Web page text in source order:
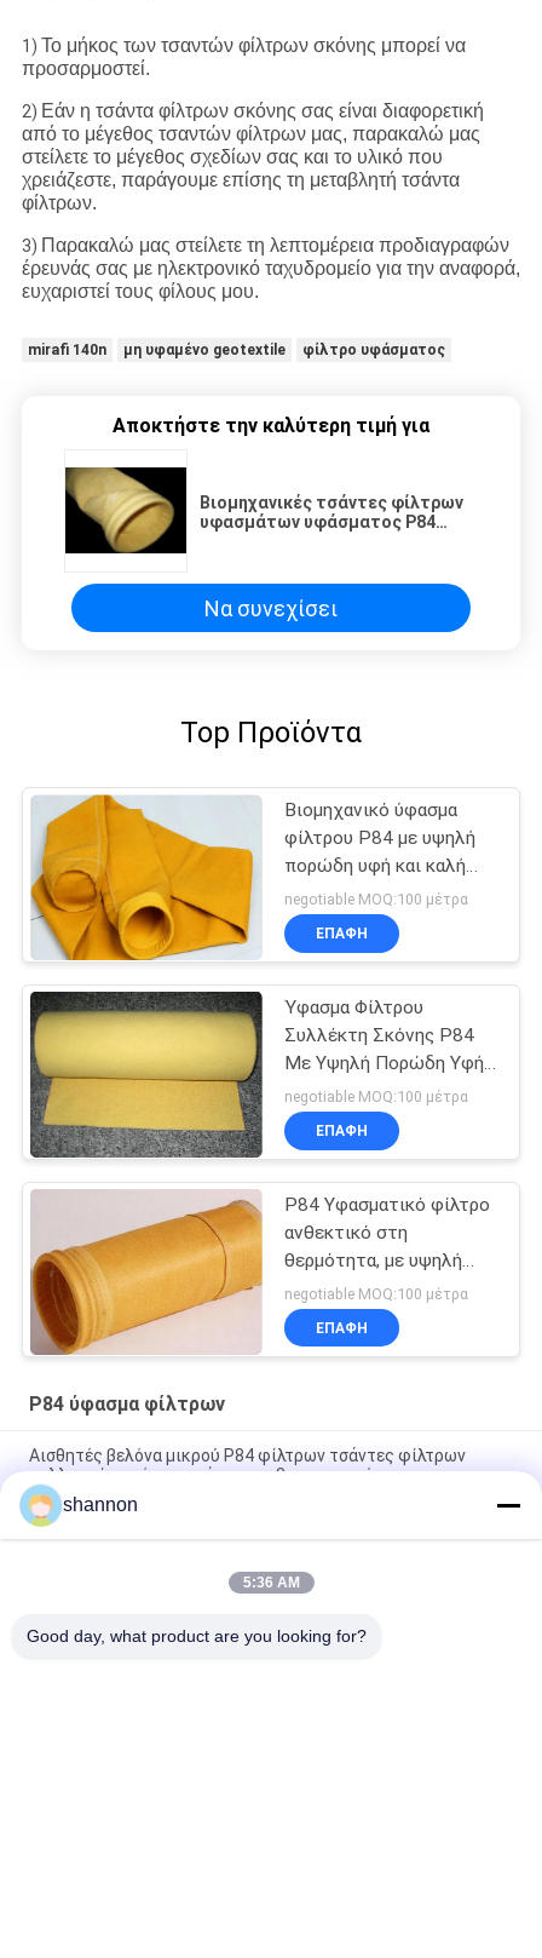
1) Το μήκος των τσαντών φίλτρων σκόνης μπορεί να
προσαρμοστεί.
2) Εάν η τσάντα φίλτρων σκόνης σας είναι διαφορετική
από το μέγεθος τσαντών φίλτρων μας, παρακαλώ μας
στείλετε το μέγεθος σχεδίων σας και το υλικό που
χρειάζεστε, παράγουμε επίσης τη μεταβλητή τσάντα
φίλτρων.
3) Παρακαλώ μας στείλετε τη λεπτομέρεια προδιαγραφών
έρευνάς σας με ηλεκτρονικό ταχυδρομείο για την αναφορά,
ευχαριστεί τους φίλους μου.
mirafi 140n μη υφαμένο geotextile φίλτρο υφάσματος
Αποκτήστε την καλύτερη τιμή για
Βιομηχανικές τσάντες φίλτρων
υφασμάτων υφάσματος P84
Να συνεχίσει
Top Προϊόντα
Βιομηχανικό ύφασμα
φίλτρου P84 με υψηλή
πορώδη υφή και καλή
διαπερατότητα αέρα,
ιδανικό για σάκους
απομάκρυνσης σκόνης
negotiable MOQ:100 μέτρα
ΕΠΑΦΉ
Ύφασμα Φίλτρου
Συλλέκτη Σκόνης P84
Με Υψηλή Πορώδη Υφή
Και Καλή Διαπερατότητα
Αέρα Για Βελτιωμένη
Φίλτρανση Σε
Περιβάλλοντα
negotiable MOQ:100 μέτρα
ΕΠΑΦΉ
P84 Υφασματικό φίλτρο
ανθεκτικό στη
θερμότητα, με υψηλή
διαπερατότητα αέρα και
μακρά διάρκεια ζωής για
βιομηχανικές σακούλες
negotiable MOQ:100 μέτρα
ΕΠΑΦΉ
P84 ύφασμα φίλτρων
Αισθητές βελόνα μικρού P84 φίλτρων τσάντες φίλτρων
συλλεκτών σκόνης υφάσματος βιομηχανικές
Συλλέκτης σκόνης μη υφανθε'ν ύφασμα φίλτρων
Polyimide/P84 για τη θερμική βιομηχανία δύναμης
Υγρό πολυεστέρα PTFE P84 φίλτρων υφάσματος ύφασμα
shannon
5:36 AM
Good day, what product are you looking for?